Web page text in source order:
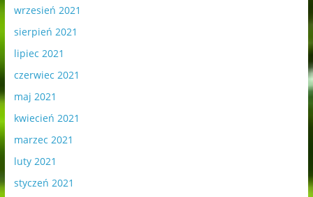
wrzesień 2021
sierpień 2021
lipiec 2021
czerwiec 2021
maj 2021
kwiecień 2021
marzec 2021
luty 2021
styczeń 2021